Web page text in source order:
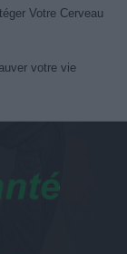
Votre Cerveau
votre vie